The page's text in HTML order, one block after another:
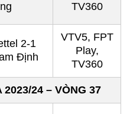
TV360
2-1
Định
VTV5, FPT
Play,
TV360
24 – VÒNG 37